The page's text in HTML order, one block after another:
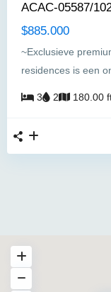
ACAC-05587/
$885.000
~Exclusieve
residences is een
3 2 180.00